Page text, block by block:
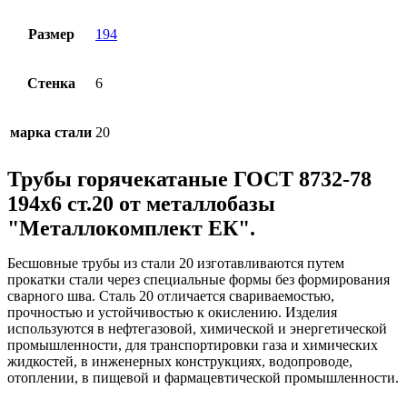
Размер 194
Стенка 6
марка стали 20
Трубы горячекатаные ГОСТ 8732-78
194x6 ст.20 от металлобазы
"Металлокомплект ЕК".
Бесшовные трубы из стали 20 изготавливаются путем
прокатки стали через специальные формы без формирования
сварного шва. Сталь 20 отличается свариваемостью,
прочностью и устойчивостью к окислению. Изделия
используются в нефтегазовой, химической и энергетической
промышленности, для транспортировки газа и химических
жидкостей, в инженерных конструкциях, водопроводе,
отоплении, в пищевой и фармацевтической промышленности.